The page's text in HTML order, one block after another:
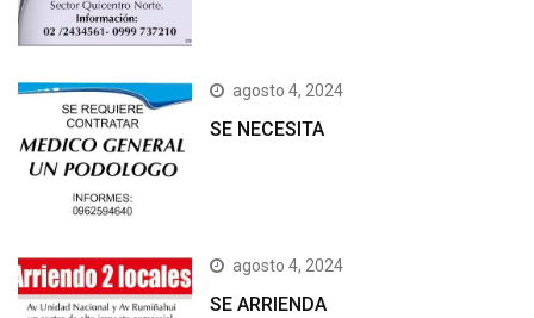
agosto 4, 2024
SE NECESITA
agosto 4, 2024
SE ARRIENDA